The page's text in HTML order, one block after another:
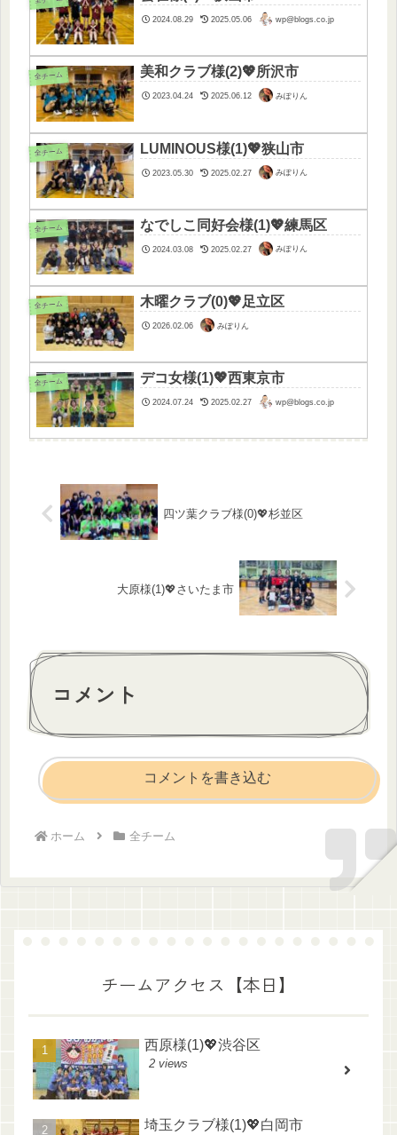
2024.08.29 2025.05.06 wp@blogs.co.jp
全チーム 美和クラブ様(2)💖所沢市
2023.04.24 2025.06.12 みぽりん
全チーム LUMINOUS様(1)💖狭山市
2023.05.30 2025.02.27 みぽりん
全チーム なでしこ同好会様(1)💖練馬区
2024.03.08 2025.02.27 みぽりん
全チーム 木曜クラブ(0)💖足立区
2026.02.06 みぽりん
全チーム デコ女様(1)💖西東京市
2024.07.24 2025.02.27 wp@blogs.co.jp
四ツ葉クラブ様(0)💖杉並区
大原様(1)💖さいたま市
コメント
コメントを書き込む
ホーム 全チーム
チームアクセス【本日】
西原様(1)💖渋谷区
2 views
埼玉クラブ様(1)💖白岡市